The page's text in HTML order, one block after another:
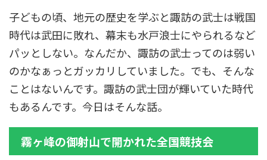
子どもの頃、地元の歴史を学ぶと諏訪の武士は戦国
時代は武田に敗れ、幕末も水戸浪士にやられるなど
パッとしない。なんだか、諏訪の武士ってのは弱い
のかなぁっとガッカリしていました。でも、そんな
ことはないんです。諏訪の武士団が輝いていた時代
もあるんです。今日はそんな話。
霧ヶ峰の御射山で開かれた全国競技会